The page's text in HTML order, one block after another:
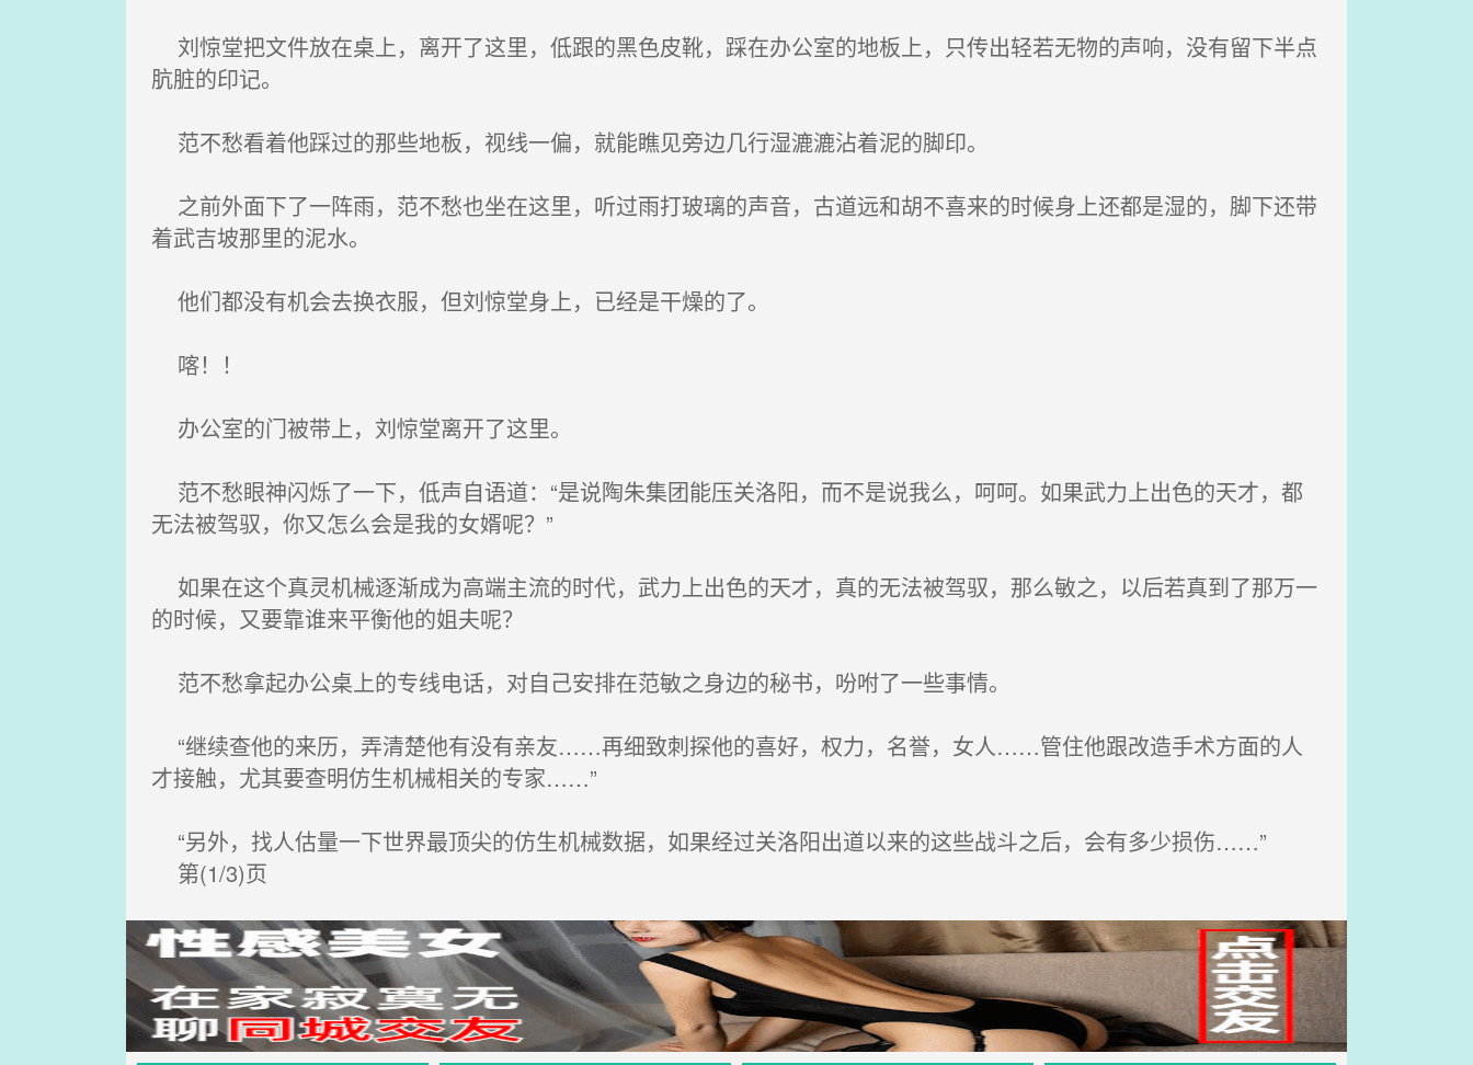
刘惊堂把文件放在桌上，离开了这里，低跟的黑色皮靴，踩在办公室的地板上，只传出轻若无物的声响，没有留下半点
肮脏的印记。
范不愁看着他踩过的那些地板，视线一偏，就能瞧见旁边几行湿漉漉沾着泥的脚印。
之前外面下了一阵雨，范不愁也坐在这里，听过雨打玻璃的声音，古道远和胡不喜来的时候身上还都是湿的，脚下还带
着武吉坡那里的泥水。
他们都没有机会去换衣服，但刘惊堂身上，已经是干燥的了。
喀！！
办公室的门被带上，刘惊堂离开了这里。
范不愁眼神闪烁了一下，低声自语道：“是说陶朱集团能压关洛阳，而不是说我么，呵呵。如果武力上出色的天才，都
无法被驾驭，你又怎么会是我的女婿呢？”
如果在这个真灵机械逐渐成为高端主流的时代，武力上出色的天才，真的无法被驾驭，那么敏之，以后若真到了那万一
的时候，又要靠谁来平衡他的姐夫呢？
范不愁拿起办公桌上的专线电话，对自己安排在范敏之身边的秘书，吩咐了一些事情。
“继续查他的来历，弄清楚他有没有亲友……再细致刺探他的喜好，权力，名誉，女人……管住他跟改造手术方面的人
才接触，尤其要查明仿生机械相关的专家……”
“另外，找人估量一下世界最顶尖的仿生机械数据，如果经过关洛阳出道以来的这些战斗之后，会有多少损伤……”
第(1/3)页